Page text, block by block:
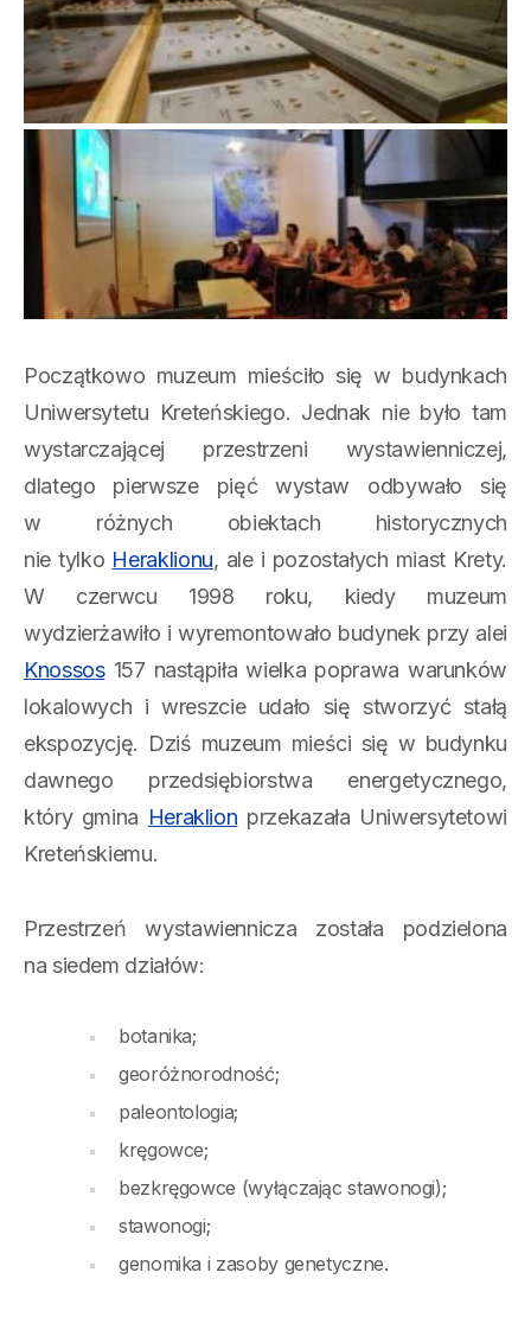
Początkowo muzeum mieściło się w budynkach
Uniwersytetu Kreteńskiego. Jednak nie było tam
wystarczającej przestrzeni wystawienniczej,
dlatego pierwsze pięć wystaw odbywało się
w różnych obiektach historycznych
nie tylko Heraklionu, ale i pozostałych miast Krety.
W czerwcu 1998 roku, kiedy muzeum
wydzierżawiło i wyremontowało budynek przy alei
Knossos157 nastąpiła wielka poprawa warunków
lokalowych i wreszcie udało się stworzyć stałą
ekspozycję. Dziś muzeum mieści się w budynku
dawnego przedsiębiorstwa energetycznego,
który gmina Heraklion przekazała Uniwersytetowi
Kreteńskiemu.
Przestrzeń wystawiennicza została podzielona
na siedem działów:
botanika;
georóżnorodność;
paleontologia;
kręgowce;
bezkręgowce (wyłączając stawonogi);
stawonogi;
genomika i zasoby genetyczne.